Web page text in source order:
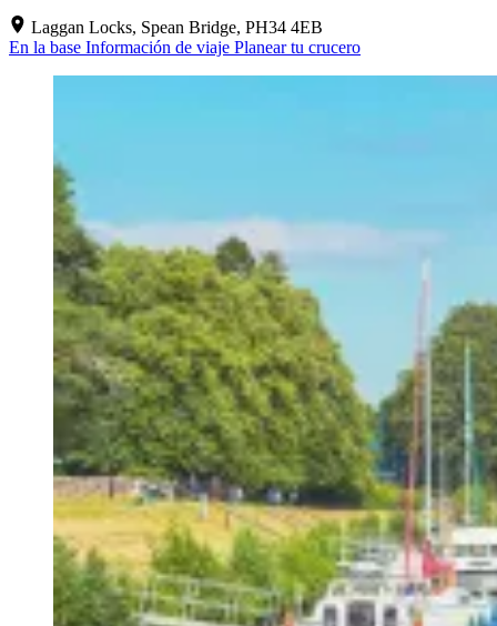
Laggan Locks, Spean Bridge, PH34 4EB
En la base Información de viaje Planear tu crucero